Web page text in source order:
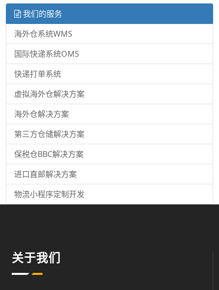
我们的服务
海外仓系统WMS
国际快递系统OMS
快递打单系统
虚拟海外仓解决方案
海外仓解决方案
第三方仓储解决方案
保税仓BBC解决方案
进口直邮解决方案
物流小程序定制开发
关于我们